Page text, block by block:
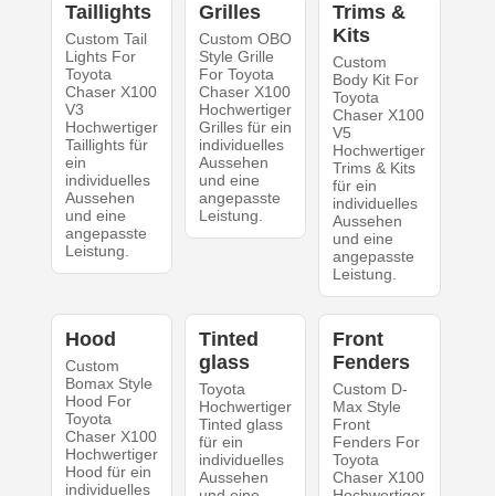
Taillights
Custom Tail
Lights For
Toyota
Chaser X100
V3
Hochwertiger
Taillights für
ein
individuelles
Aussehen
und eine
angepasste
Leistung.
Grilles
Custom OBO
Style Grille
For Toyota
Chaser X100
Hochwertiger
Grilles für ein
individuelles
Aussehen
und eine
angepasste
Leistung.
Trims &
Kits
Custom
Body Kit For
Toyota
Chaser X100
V5
Hochwertiger
Trims & Kits
für ein
individuelles
Aussehen
und eine
angepasste
Leistung.
Hood
Custom
Bomax Style
Hood For
Toyota
Chaser X100
Hochwertiger
Hood für ein
individuelles
Tinted
glass
Toyota
Hochwertiger
Tinted glass
für ein
individuelles
Aussehen
Front
Fenders
Custom D-
Max Style
Front
Fenders For
Toyota
Chaser X100